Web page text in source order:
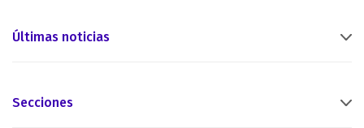
Últimas noticias
Secciones